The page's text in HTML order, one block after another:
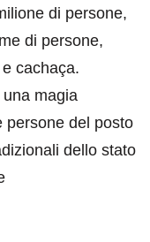
di persone,
di persone,
cachaça.
magia
persone del posto
dello stato